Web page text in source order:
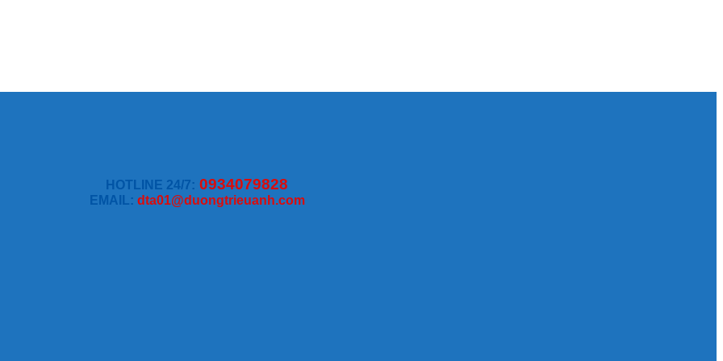
HOTLINE 24/7: 0934079828
EMAIL: dta01@duongtrieuanh.com